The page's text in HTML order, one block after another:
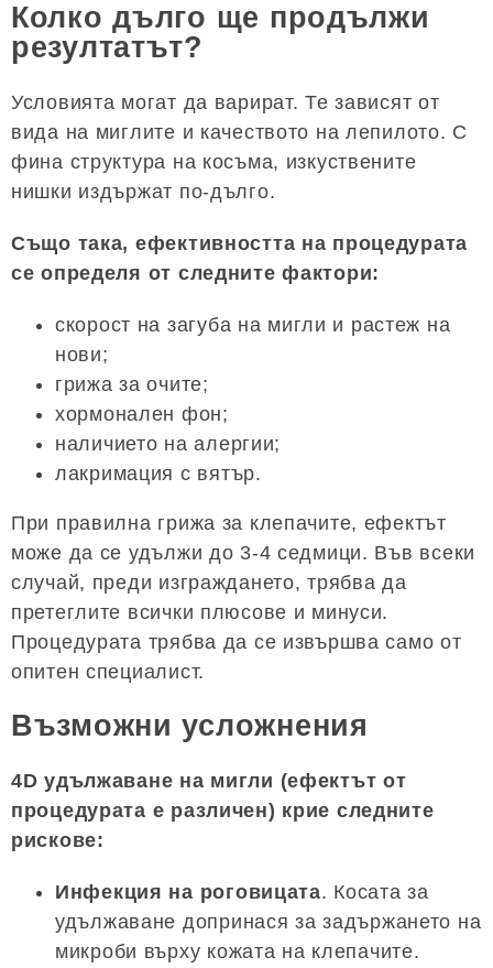
Колко дълго ще продължи
резултатът?
Условията могат да варират. Те зависят от
вида на миглите и качеството на лепилото. С
фина структура на косъма, изкуствените
нишки издържат по-дълго.
Също така, ефективността на процедурата
се определя от следните фактори:
скорост на загуба на мигли и растеж на
нови;
грижа за очите;
хормонален фон;
наличието на алергии;
лакримация с вятър.
При правилна грижа за клепачите, ефектът
може да се удължи до 3-4 седмици. Във всеки
случай, преди изграждането, трябва да
претеглите всички плюсове и минуси.
Процедурата трябва да се извършва само от
опитен специалист.
Възможни усложнения
4D удължаване на мигли (ефектът от
процедурата е различен) крие следните
рискове:
Инфекция на роговицата. Косата за
удължаване допринася за задържането на
микроби върху кожата на клепачите.